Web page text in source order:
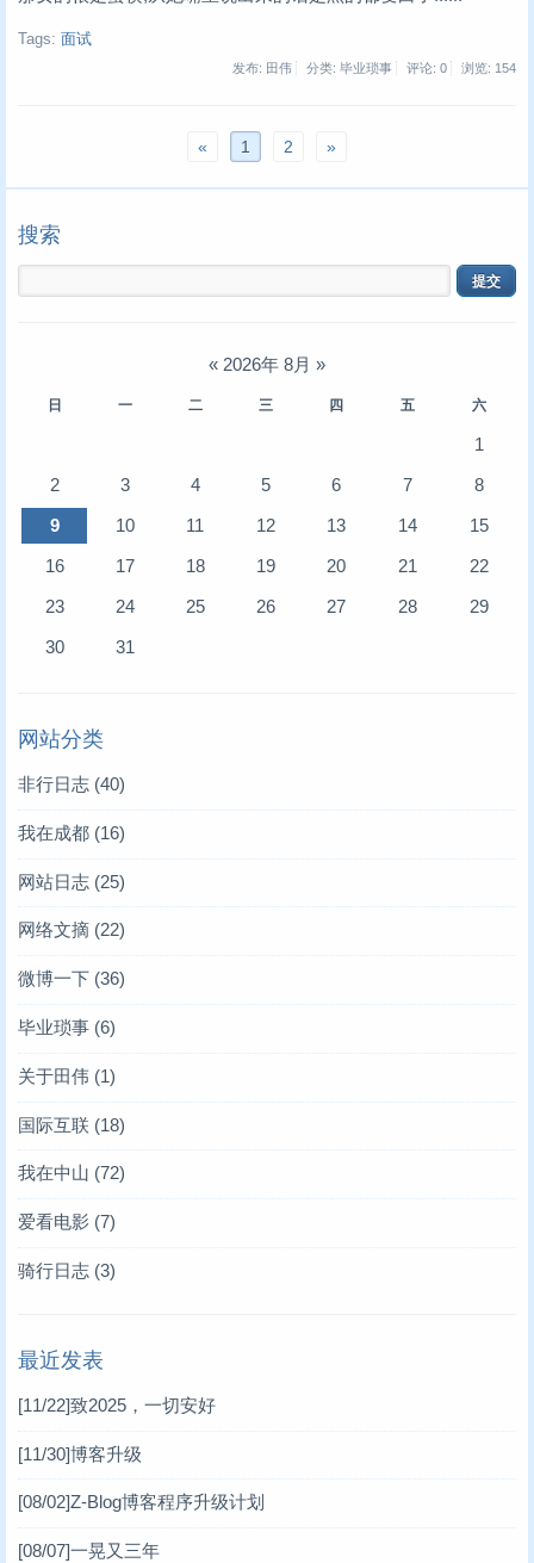
Tags: 面试
发布: 田伟 分类: 毕业琐事 评论: 0 浏览: 154
« 1 2 »
搜索
« 2026年 8月 »
日 一 二 三 四 五 六
1
2
3 4 5 6 7
8
9
10 11 12 13 14
15
16
17 18 19 20 21
22
23
24 25 26 27 28
29
30
31
网站分类
非行日志 (40)
我在成都 (16)
网站日志 (25)
网络文摘 (22)
微博一下 (36)
毕业琐事 (6)
关于田伟 (1)
国际互联 (18)
我在中山 (72)
爱看电影 (7)
骑行日志 (3)
最近发表
[11/22]致2025，一切安好
[11/30]博客升级
[08/02]Z-Blog博客程序升级计划
[08/07]一晃又三年